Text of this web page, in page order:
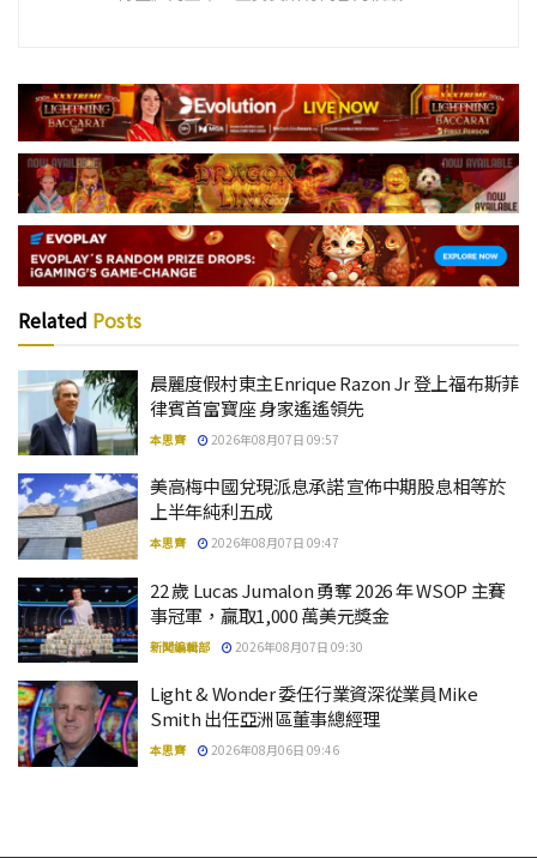
Related Posts
晨麗度假村東主Enrique Razon Jr 登上福布斯菲
律賓首富寶座 身家遙遙領先
本思齊 2026年08月07日 09:57
美高梅中國兌現派息承諾 宣佈中期股息相等於
上半年純利五成
本思齊 2026年08月07日 09:47
22 歲 Lucas Jumalon 勇奪 2026 年 WSOP 主賽
事冠軍，贏取1,000 萬美元獎金
新聞編輯部 2026年08月07日 09:30
Light & Wonder 委任行業資深從業員Mike
Smith 出任亞洲區董事總經理
本思齊 2026年08月06日 09:46